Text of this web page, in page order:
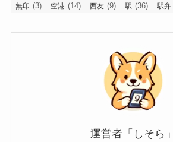
無印 (3) 空港 (14) 西友 (9) 駅 (36) 駅弁
運営者「しそら」